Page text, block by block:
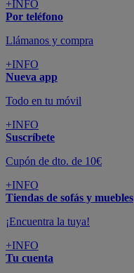
+INFO
Por teléfono
Llámanos y compra
+INFO
Nueva app
Todo en tu móvil
+INFO
Suscríbete
Cupón de dto. de 10€
+INFO
Tiendas de sofás y muebles
¡Encuentra la tuya!
+INFO
Tu cuenta